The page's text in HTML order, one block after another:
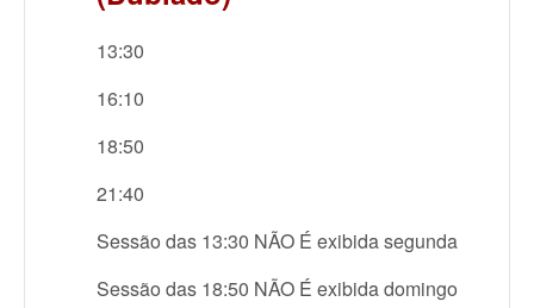
13:30
16:10
18:50
21:40
Sessão das 13:30 NÃO É exibida segunda
Sessão das 18:50 NÃO É exibida domingo